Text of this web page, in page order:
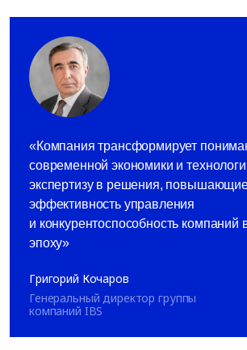
Компания трансформирует
современной экономики и
экспертизу в решения,
эффективность управления
и конкурентоспособность
эпоху
Григорий Кочаров
Генеральный директор группы
компаний IBS